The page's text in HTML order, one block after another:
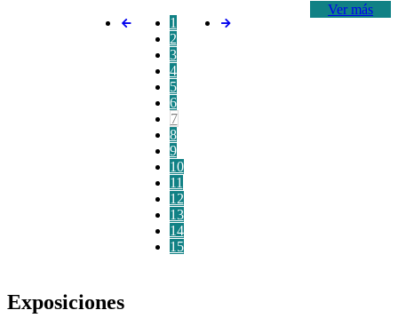
Ver más
1
2
3
4
5
6
7
8
9
10
11
12
13
14
15
Exposiciones